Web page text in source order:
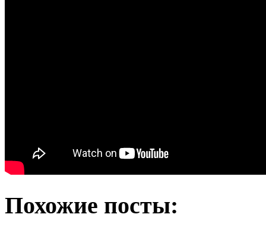
Похожие посты: